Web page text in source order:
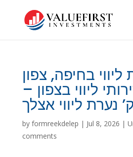
ליווי בחיפה, צפון
ליווי בצפון –
by formreekdelep | Jul 8, 2026 |
comments